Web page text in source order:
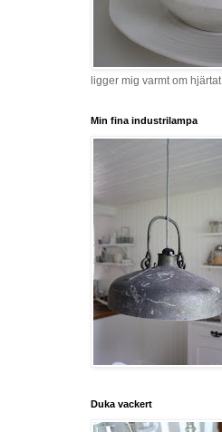
ligger mig varmt om hjärtat
Min fina industrilampa
Duka vackert